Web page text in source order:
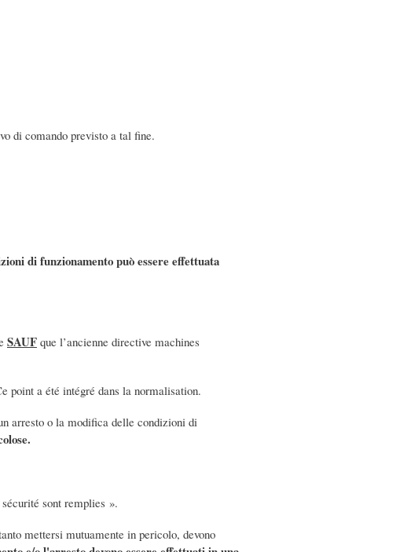
di comando previsto a tal fine.
di funzionamento può essere effettuata
SAUF que l’ancienne directive machines
point a été intégré dans la normalisation.
arresto o la modifica delle condizioni di
sont remplies ».
mettersi mutuamente in pericolo, devono